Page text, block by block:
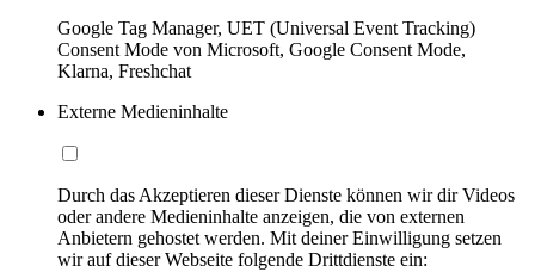
Google Tag Manager, UET (Universal Event Tracking)
Consent Mode von Microsoft, Google Consent Mode,
Klarna, Freshchat
Externe Medieninhalte
Durch das Akzeptieren dieser Dienste können wir dir Videos
oder andere Medieninhalte anzeigen, die von externen
Anbietern gehostet werden. Mit deiner Einwilligung setzen
wir auf dieser Webseite folgende Drittdienste ein: